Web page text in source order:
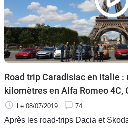
Road trip Caradisiac en Italie :
kilomètres en Alfa Romeo 4C,
Stelvio, Fiat 500 C, 500 X,
124
Le 08/07/2019 74
Après les road-trips Dacia et